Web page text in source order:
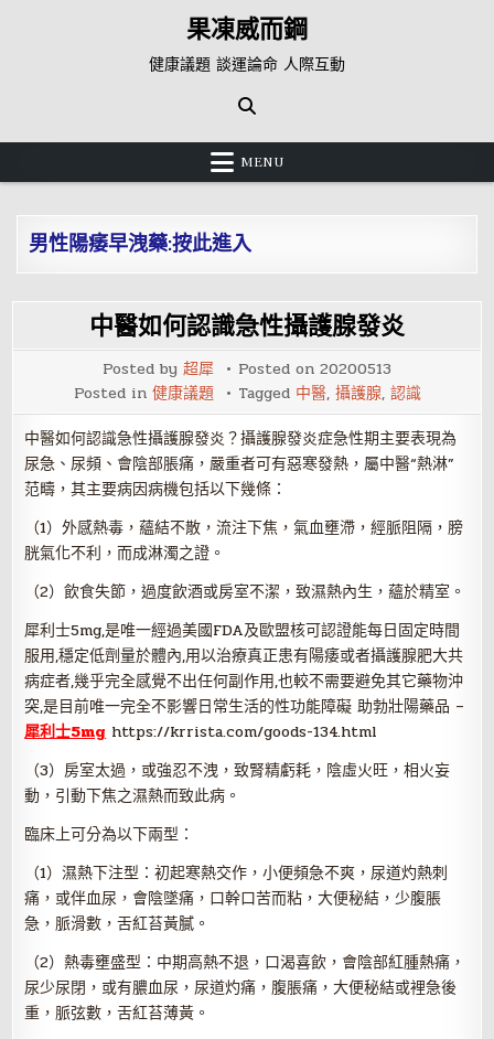
果凍威而鋼
健康議題 談運論命 人際互動
MENU
男性陽痿早洩藥:按此進入
中醫如何認識急性攝護腺發炎
Posted by 超犀 Posted on 20200513
Posted in 健康議題 Tagged 中醫, 攝護腺, 認識
中醫如何認識急性攝護腺發炎？攝護腺發炎症急性期主要表現為
尿急、尿頻、會陰部脹痛，嚴重者可有惡寒發熱，屬中醫“熱淋”
范疇，其主要病因病機包括以下幾條：
（1）外感熱毒，蘊結不散，流注下焦，氣血壅滯，經脈阻隔，膀
胱氣化不利，而成淋濁之證。
（2）飲食失節，過度飲酒或房室不潔，致濕熱內生，蘊於精室。
犀利士5mg,是唯一經過美國FDA及歐盟核可認證能每日固定時間
服用,穩定低劑量於體內,用以治療真正患有陽痿或者攝護腺肥大共
病症者,幾乎完全感覺不出任何副作用,也較不需要避免其它藥物沖
突,是目前唯一完全不影響日常生活的性功能障礙 助勃壯陽藥品 –
犀利士5mg https://krrista.com/goods-134.html
（3）房室太過，或強忍不洩，致腎精虧耗，陰虛火旺，相火妄
動，引動下焦之濕熱而致此病。
臨床上可分為以下兩型：
（1）濕熱下注型：初起寒熱交作，小便頻急不爽，尿道灼熱刺
痛，或伴血尿，會陰墜痛，口幹口苦而粘，大便秘結，少腹脹
急，脈滑數，舌紅苔黃膩。
（2）熱毒壅盛型：中期高熱不退，口渴喜飲，會陰部紅腫熱痛，
尿少尿閉，或有膿血尿，尿道灼痛，腹脹痛，大便秘結或裡急後
重，脈弦數，舌紅苔薄黃。